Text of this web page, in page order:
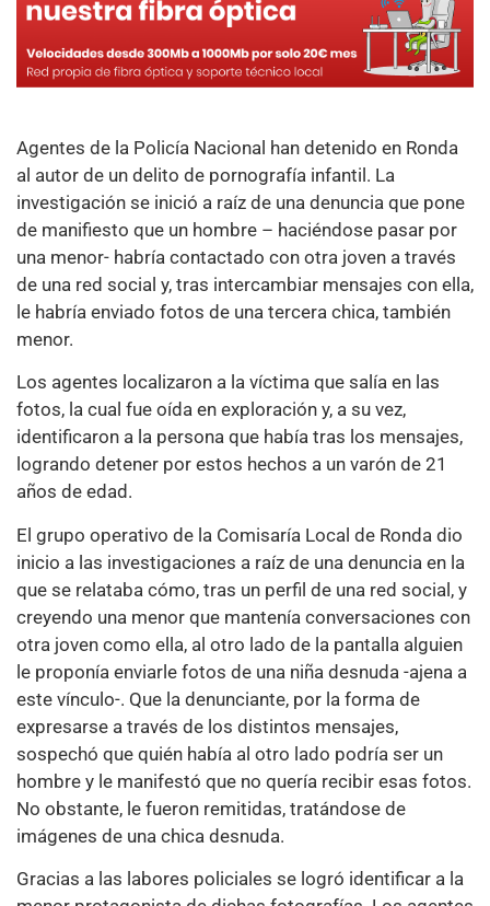
Agentes de la Policía Nacional han detenido en Ronda
al autor de un delito de pornografía infantil. La
investigación se inició a raíz de una denuncia que pone
de manifiesto que un hombre – haciéndose pasar por
una menor- habría contactado con otra joven a través
de una red social y, tras intercambiar mensajes con ella,
le habría enviado fotos de una tercera chica, también
menor.
Los agentes localizaron a la víctima que salía en las
fotos, la cual fue oída en exploración y, a su vez,
identificaron a la persona que había tras los mensajes,
logrando detener por estos hechos a un varón de 21
años de edad.
El grupo operativo de la Comisaría Local de Ronda dio
inicio a las investigaciones a raíz de una denuncia en la
que se relataba cómo, tras un perfil de una red social, y
creyendo una menor que mantenía conversaciones con
otra joven como ella, al otro lado de la pantalla alguien
le proponía enviarle fotos de una niña desnuda -ajena a
este vínculo-. Que la denunciante, por la forma de
expresarse a través de los distintos mensajes,
sospechó que quién había al otro lado podría ser un
hombre y le manifestó que no quería recibir esas fotos.
No obstante, le fueron remitidas, tratándose de
imágenes de una chica desnuda.
Gracias a las labores policiales se logró identificar a la